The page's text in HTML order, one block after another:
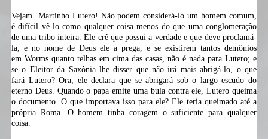
Vejam Martinho Lutero! Não podem considerá-lo um homem comum,
é difícil vê-lo como qualquer coisa menos do que uma conglomeração
de uma tribo inteira. Ele crê que possui a verdade e que deve proclamá-
la, e no nome de Deus ele a prega, e se existirem tantos demônios
em Worms quanto telhas em cima das casas, não é nada para Lutero; e
se o Eleitor da Saxônia lhe disser que não irá mais abrigá-lo, o que
fará Lutero?Ora, ele declara que se abrigará sob o largo escudo do
eterno Deus. Quando o papa emite uma bula contra ele, Lutero queima
o documento. O que importava isso para ele? Ele teria queimado até a
própria Roma. O homem tinha coragem o suficiente para qualquer
coisa.